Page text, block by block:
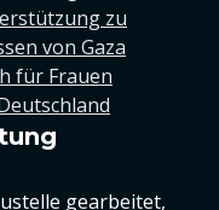
zu
von Gaza
für Frauen
gearbeitet,